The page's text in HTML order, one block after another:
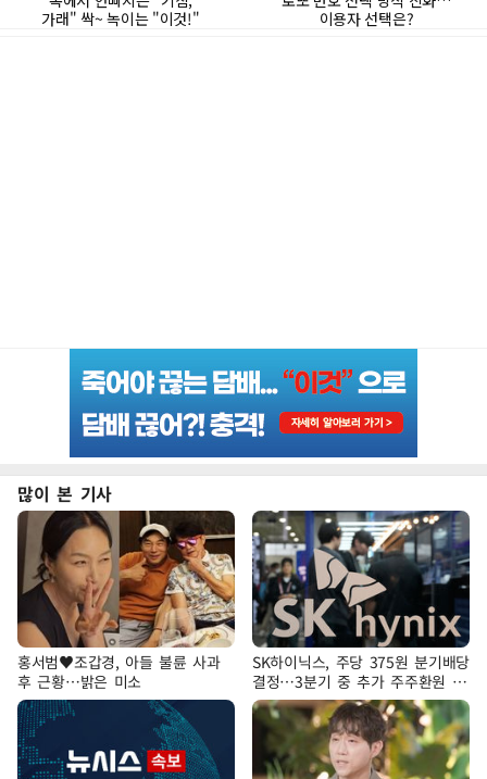
많이 본 기사
홍서범♥조갑경, 아들 불륜 사과
후 근황…밝은 미소
SK하이닉스, 주당 375원 분기배당
결정…3분기 중 추가 주주환원 발
표